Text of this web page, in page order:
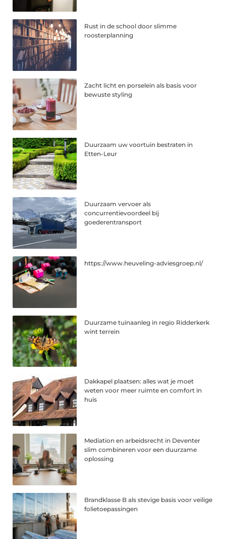
Rust in de school door slimme
roosterplanning
Zacht licht en porselein als basis voor
bewuste styling
Duurzaam uw voortuin bestraten in
Etten-Leur
Duurzaam vervoer als
concurrentievoordeel bij
goederentransport
https://www.heuveling-adviesgroep.nl/
Duurzame tuinaanleg in regio Ridderkerk
wint terrein
Dakkapel plaatsen: alles wat je moet
weten voor meer ruimte en comfort in
huis
Mediation en arbeidsrecht in Deventer
slim combineren voor een duurzame
oplossing
Brandklasse B als stevige basis voor veilige
folietoepassingen